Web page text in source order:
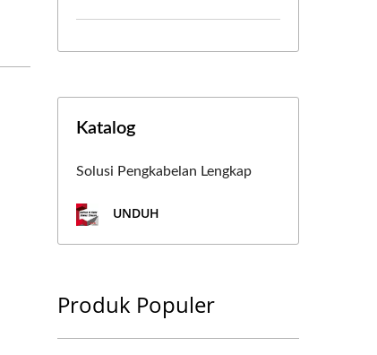
Katalog
Solusi Pengkabelan Lengkap
UNDUH
Produk Populer